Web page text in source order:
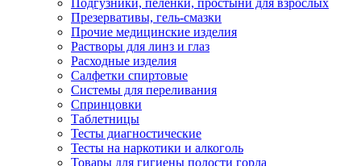
Подгузники, пеленки, простыни для взрослых
Презервативы, гель-смазки
Прочие медицинские изделия
Растворы для линз и глаз
Расходные изделия
Салфетки спиртовые
Системы для переливания
Спринцовки
Таблетницы
Тесты диагностические
Тесты на наркотики и алкоголь
Товары для гигиены полости горла